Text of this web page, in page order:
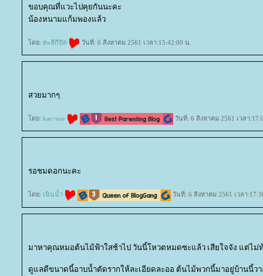
ขอบคุณที่แวะไปคุยกันนะคะ
น้องหนามแก้มพองแล้ว
ดย: ตะลีกีปัส วันที่: 6 สิงหาคม 2561 เวลา:15:42:00 น.
สวยมากๆ
ดย: kae+aoe วันที่: 6 สิงหาคม 2561 เวลา
รอชมดอกนะคะ
ดย: เนินน้ำ วันที่: 6 สิงหาคม 2561 เวลา
มาหาคุณหมอต้นไม้ฟ้าใสช้าไป วันนี้โหวตหมดซะแล้ว เสียใจจัง แต่ไม่
ดูแลดีขนาดนี้อาบน้ำตัดรากให้ละเอียดละออ ต้นไม้พวกนี้มาอยู่บ้านนี้ว